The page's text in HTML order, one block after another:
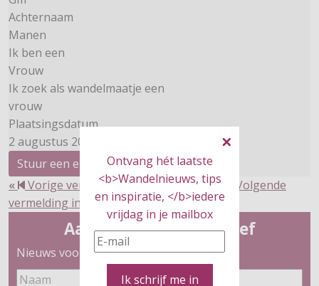
Ontvang hét laatste
<b>Wandelnieuws, tips
en inspiratie, </b>iedere
vrijdag in je mailbox
Ik schrijf me in
Achternaam
Manen
Ik ben een
Vrouw
Ik zoek als wandelmaatje een
vrouw
Plaatsingsdatum
2 augustus 2025
Stuur een e-mail
«
Vorige vermelding in Wandelmaatjes
Volgende
vermelding in Wandelmaatjes
»
Aanmelden nieuwsbrief
Nieuws voor wandelaars